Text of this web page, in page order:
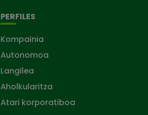
PERFILES
Kompainia
Autonomoa
Langilea
Aholkularitza
Atari korporatiboa